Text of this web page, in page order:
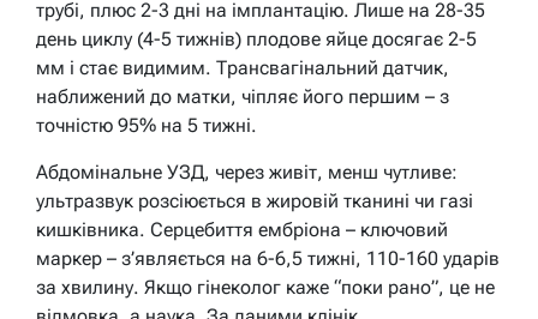
трубі, плюс 2-3 дні на імплантацію. Лише на 28-35
день циклу (4-5 тижнів) плодове яйце досягає 2-5
мм і стає видимим. Трансвагінальний датчик,
наближений до матки, чіпляє його першим – з
точністю 95% на 5 тижні.
Абдомінальне УЗД, через живіт, менш чутливе:
ультразвук розсіюється в жировій тканині чи газі
кишківника. Серцебиття ембріона – ключовий
маркер – з’являється на 6-6,5 тижні, 110-160 ударів
за хвилину. Якщо гінеколог каже “поки рано”, це не